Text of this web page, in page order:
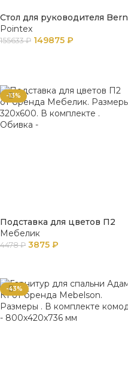
Стол для руководителя Bern
Pointex
155633₽ 149875 ₽
-13%
Подставка для цветов П2
Мебелик
4478₽ 3875 ₽
-43%